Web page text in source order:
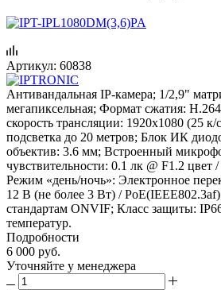
Артикул: 60838
Антивандальная IP-камера; 1/2,9"
мегапиксельная; Формат сжатия:
скорость трансляции: 1920х1080 (25
подсветка до 20 метров; Блок ИК
объектив: 3.6 мм; Встроенный
чувствительности: 0.1 лк @ F1.2 цвет
Режим «день/ночь»: Электронное
12 В (не более 3 Вт) /
стандартам ONVIF; Класс защиты:
температур.
Подробности
6 000 руб.
Уточняйте у менеджера